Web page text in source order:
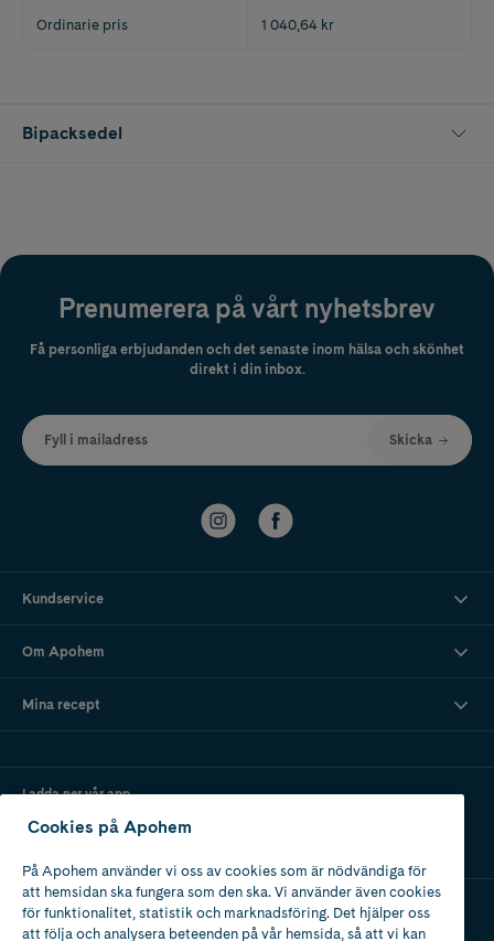
Ordinarie pris 1 040,64 kr
Bipacksedel
Prenumerera på vårt nyhetsbrev
Få personliga erbjudanden och det senaste inom hälsa och skönhet
direkt i din inbox.
Fyll i mailadress Skicka
Kundservice
Om Apohem
Mina recept
Ladda ner vår app
Apotek med tillstånd
Cookies på Apohem
På Apohem använder vi oss av cookies som är nödvändiga för
att hemsidan ska fungera som den ska. Vi använder även cookies
för funktionalitet, statistik och marknadsföring. Det hjälper oss
att följa och analysera beteenden på vår hemsida, så att vi kan